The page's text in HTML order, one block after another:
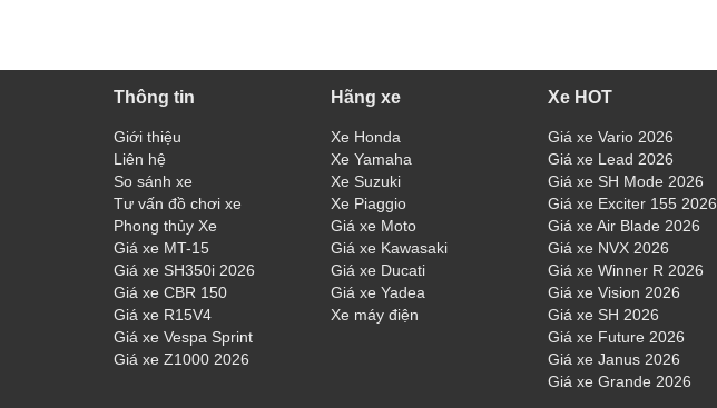
Thông tin
Giới thiệu
Liên hệ
So sánh xe
Tư vấn đồ chơi xe
Phong thủy Xe
Giá xe MT-15
Giá xe SH350i 2026
Giá xe CBR 150
Giá xe R15V4
Giá xe Vespa Sprint
Giá xe Z1000 2026
Hãng xe
Xe Honda
Xe Yamaha
Xe Suzuki
Xe Piaggio
Giá xe Moto
Giá xe Kawasaki
Giá xe Ducati
Giá xe Yadea
Xe máy điện
Xe HOT
Giá xe Vario 2026
Giá xe Lead 2026
Giá xe SH Mode 2026
Giá xe Exciter 155 2026
Giá xe Air Blade 2026
Giá xe NVX 2026
Giá xe Winner R 2026
Giá xe Vision 2026
Giá xe SH 2026
Giá xe Future 2026
Giá xe Janus 2026
Giá xe Grande 2026